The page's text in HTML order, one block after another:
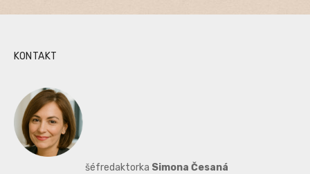
KONTAKT
šéfredaktorka Simona Česaná